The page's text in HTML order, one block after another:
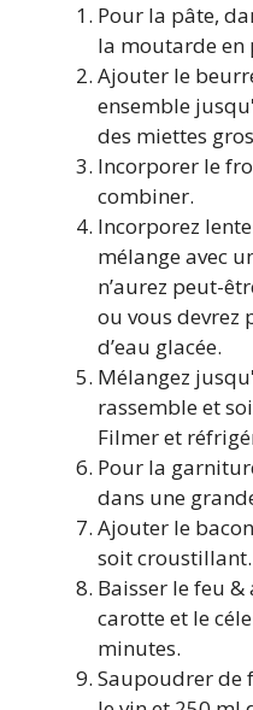
Pour la pâte,
la moutarde en
Ajouter le
ensemble
des miettes
Incorporer le
combiner.
Incorporez
mélange avec
n’aurez peut-
ou vous devrez
d’eau glacée.
Mélangez
rassemble et
Filmer et
Pour la
dans une
Ajouter le
soit croustillant.
Baisser le feu
carotte et le
minutes.
Saupoudrer de